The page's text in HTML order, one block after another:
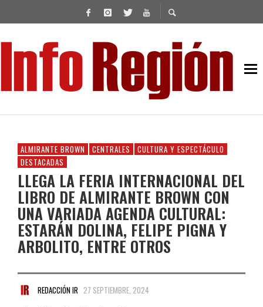
ALMIRANTE BROWN CENTRALES
CULTURA Y ESPECTÁCULO
DESTACADAS
LLEGA LA FERIA INTERNACIONAL DEL
LIBRO DE ALMIRANTE BROWN CON
UNA VARIADA AGENDA CULTURAL:
ESTARÁN DOLINA, FELIPE PIGNA Y
ARBOLITO, ENTRE OTROS
REDACCIÓN IR 27 SEPTIEMBRE, 2024